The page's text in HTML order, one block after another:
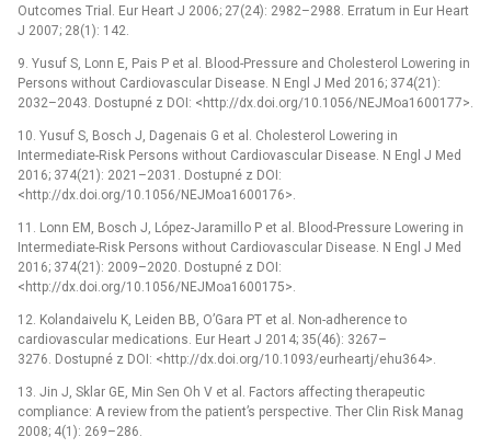
Outcomes Trial. Eur Heart J 2006; 27(24): 2982–2988. Erratum in Eur Heart
J 2007; 28(1): 142.
9. Yusuf S, Lonn E, Pais P et al. Blood-Pressure and Cholesterol Lowering in
Persons without Cardiovascular Disease. N Engl J Med 2016; 374(21):
2032–2043. Dostupné z DOI: <http://dx.doi.org/10.1056/NEJMoa1600177>.
10. Yusuf S, Bosch J, Dagenais G et al. Cholesterol Lowering in
Intermediate-Risk Persons without Cardiovascular Disease. N Engl J Med
2016; 374(21): 2021–2031. Dostupné z DOI:
<http://dx.doi.org/10.1056/NEJMoa1600176>.
11. Lonn EM, Bosch J, López-Jaramillo P et al. Blood-Pressure Lowering in
Intermediate-Risk Persons without Cardiovascular Disease. N Engl J Med
2016; 374(21): 2009–2020. Dostupné z DOI:
<http://dx.doi.org/10.1056/NEJMoa1600175>.
12. Kolandaivelu K, Leiden BB, O’Gara PT et al. Non-adherence to
cardiovascular medications. Eur Heart J 2014; 35(46): 3267–
3276. Dostupné z DOI: <http://dx.doi.org/10.1093/eurheartj/ehu364>.
13. Jin J, Sklar GE, Min Sen Oh V et al. Factors affecting therapeutic
compliance: A review from the patient’s perspective. Ther Clin Risk Manag
2008; 4(1): 269–286.